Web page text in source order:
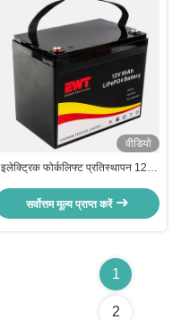
वीडियो
इलेक्ट्रिक फोर्कलिफ्ट प्रतिस्थापन 12V
95Ah लिथियम आयरन फॉस्फेट बैटरी
सर्वोत्तम मूल्य प्राप्त करें
1
2